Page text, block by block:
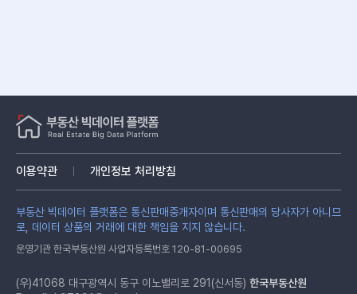
이용약관 개인정보 처리방침
부동산 빅데이터 플랫폼은 통신판매중개자이며 통신판매의 당사자가 아니므
로, 데이터 상품의 거래에 대한 책임을 지지 않습니다.
운영기관 한국부동산원 사업자등록번호 120-81-00695
(우)41068 대구광역시 동구 이노밸리로 291(신서동) 한국부동산원